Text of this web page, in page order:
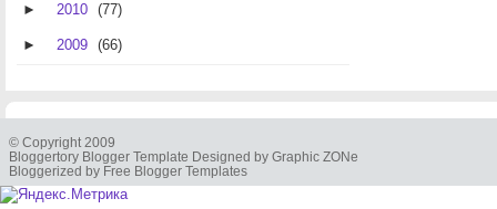
► 2010 (77)
► 2009 (66)
© Copyright 2009
Bloggertory Blogger Template Designed by Graphic ZONe
Bloggerized by Free Blogger Templates